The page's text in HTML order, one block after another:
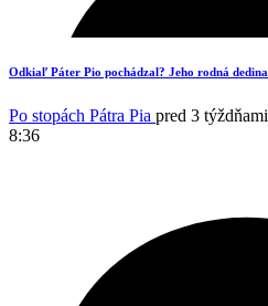
12
Odkiaľ Páter Pio pochádzal? Jeho rodná dedina
Po stopách Pátra Pia pred 3 týždňami
8:36